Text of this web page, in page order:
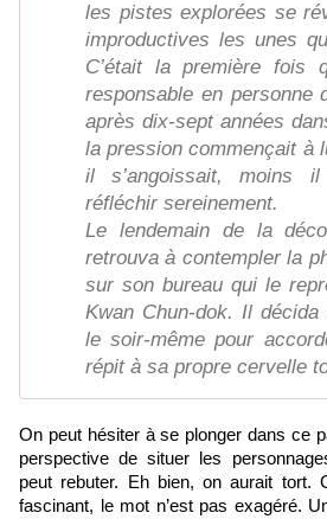
les pistes explorées se
improductives les unes
C’était la première fois
responsable en personne
après dix-sept années
la pression commençait à
il s’angoissait, moins
réfléchir sereinement.
Le lendemain de la
retrouva à contempler la
sur son bureau qui le
Kwan Chun-dok. Il décida
le soir-même pour
répit à sa propre cervelle
On peut hésiter à se plonger dans ce
perspective de situer les
peut rebuter. Eh bien, on aurait tort.
fascinant, le mot n’est pas exagéré.